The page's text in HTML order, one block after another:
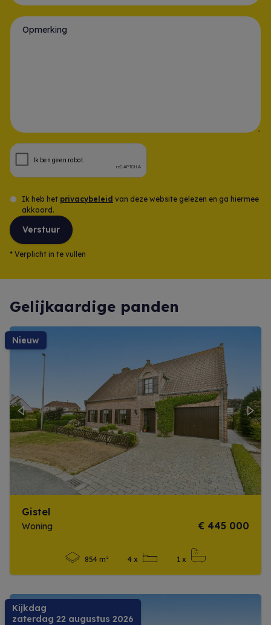
Ik heb het privacybeleid van deze website gelezen en ga hiermee
akkoord.
Verstuur
* Verplicht in te vullen
Gelijkaardige panden
nieuw
Previous Next
Gistel
Woning € 445 000
854 m² 4 x 1 x
Kijkdag
zaterdag 22 augustus 2026